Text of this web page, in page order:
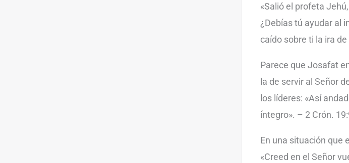
«Salió el profeta
¿Debías tú ayudar al
caído sobre ti la ira
Parece que Josafat
la de servir al Señor
los líderes: «Así
íntegro». – 2 Crón.
En una situación que
«Creed en el Señor